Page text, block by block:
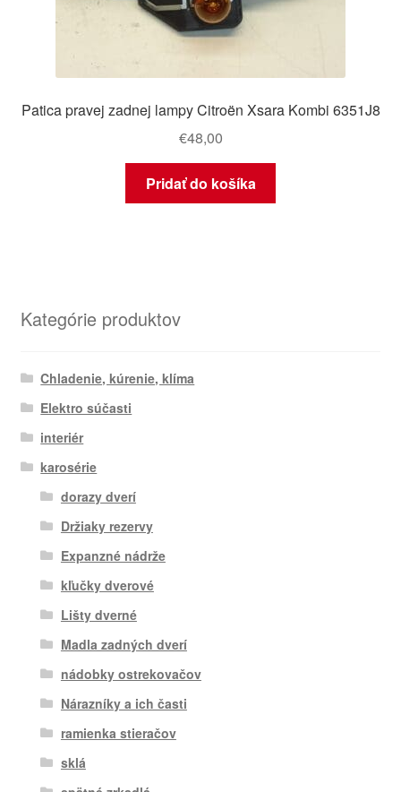
Patica pravej zadnej lampy Citroën Xsara Kombi 6351J8
€48,00
Pridať do košíka
Kategórie produktov
Chladenie, kúrenie, klíma
Elektro súčasti
interiér
karosérie
dorazy dverí
Držiaky rezervy
Expanzné nádrže
kľučky dverové
Lišty dverné
Madla zadných dverí
nádobky ostrekovačov
Nárazníky a ich časti
ramienka stieračov
sklá